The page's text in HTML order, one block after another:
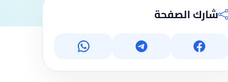
شارك الصفحة